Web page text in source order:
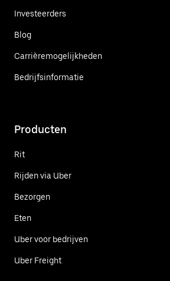
Investeerders
Blog
Carrièremogelijkheden
Bedrijfsinformatie
Producten
Rit
Rijden via Uber
Bezorgen
Eten
Uber voor bedrijven
Uber Freight